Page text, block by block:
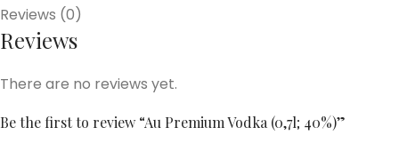
Reviews (0)
Reviews
There are no reviews yet.
Be the first to review “Au Premium Vodka (0,7l; 40%)”